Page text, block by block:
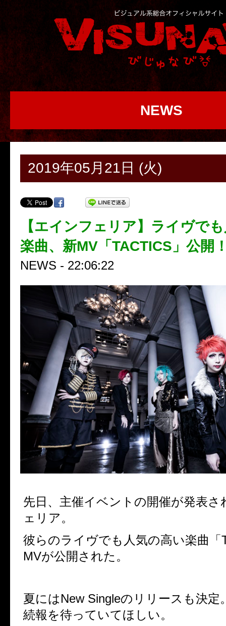
NEWS
2019年05月21日 (火)
【エインフェリア】ライヴで
楽曲、新MV「TACTICS」公開
NEWS - 22:06:22
先日、主催イベントの開催が発表さ
ェリア。
彼らのライヴでも人気の高い楽曲「
MVが公開された。
夏にはNew Singleのリリースも決定
続報を待っていてほしい。